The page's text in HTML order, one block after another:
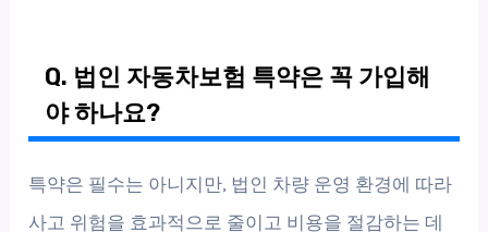
Q. 법인 자동차보험 특약은 꼭 가입해
야 하나요?
특약은 필수는 아니지만, 법인 차량 운영 환경에 따라
사고 위험을 효과적으로 줄이고 비용을 절감하는 데